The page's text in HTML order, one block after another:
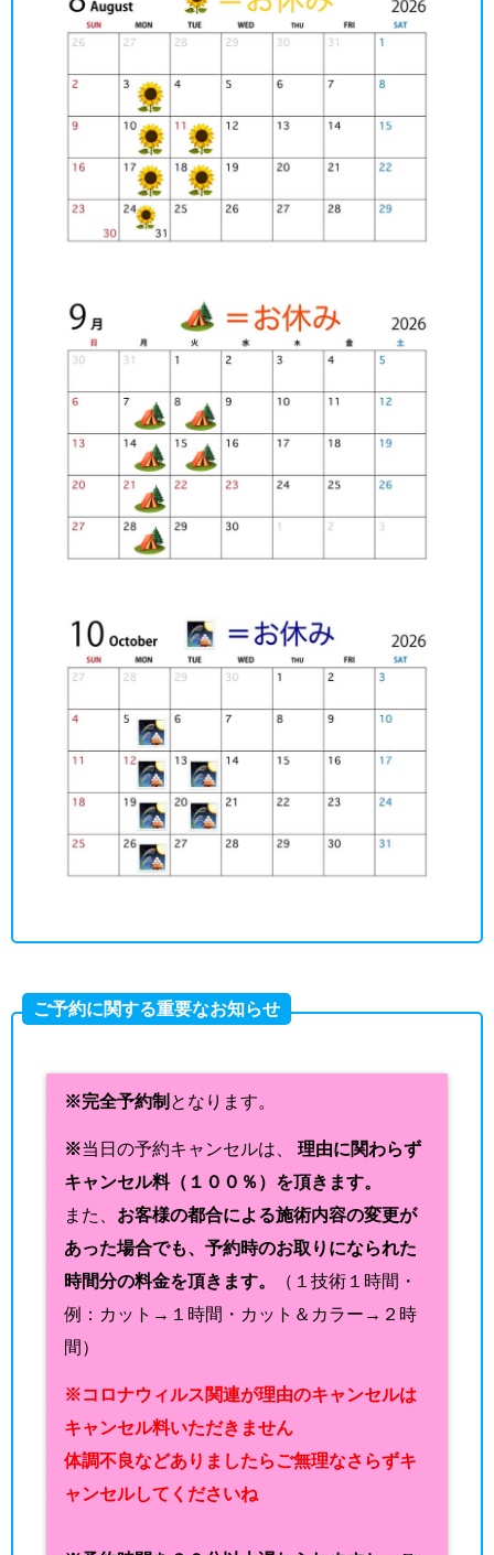
ご予約に関する重要なお知らせ
※完全予約制 となります。
※当日の予約キャンセルは、 理由に関わらず
キャンセル料（１００％）を頂きます。
また、 お客様の都合による施術内容の変更が
あった場合でも、予約時のお取りになられた
時間分の料金を頂きます。
（１技術１時間・
例：カット→１時間・カット＆カラー→２時
間）
※コロナウィルス関連が理由のキャンセルは
キャンセル料いただきません
体調不良などありましたらご無理なさらずキ
ャンセルしてくださいね